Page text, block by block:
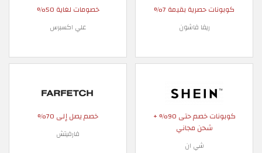
كوبونات حصرية بقيمة 7%
ريفا فاشون
خصومات لغاية 50%
علي اكسبرس
كوبونات خصم حتى 90% +
شحن مجاني
شي ان
خصم يصل إلى 70%
فارفيتش